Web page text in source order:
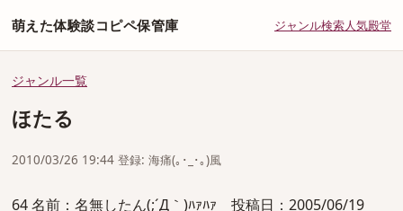
萌えた体験談コピペ保管庫 ジャンル検索人気殿堂
ジャンル一覧
ほたる
2010/03/26 19:44 登録: 海痛(｡･_･｡)風
64 名前：名無したん(;´Д｀)ﾊｧﾊｧ 投稿日：2005/06/19